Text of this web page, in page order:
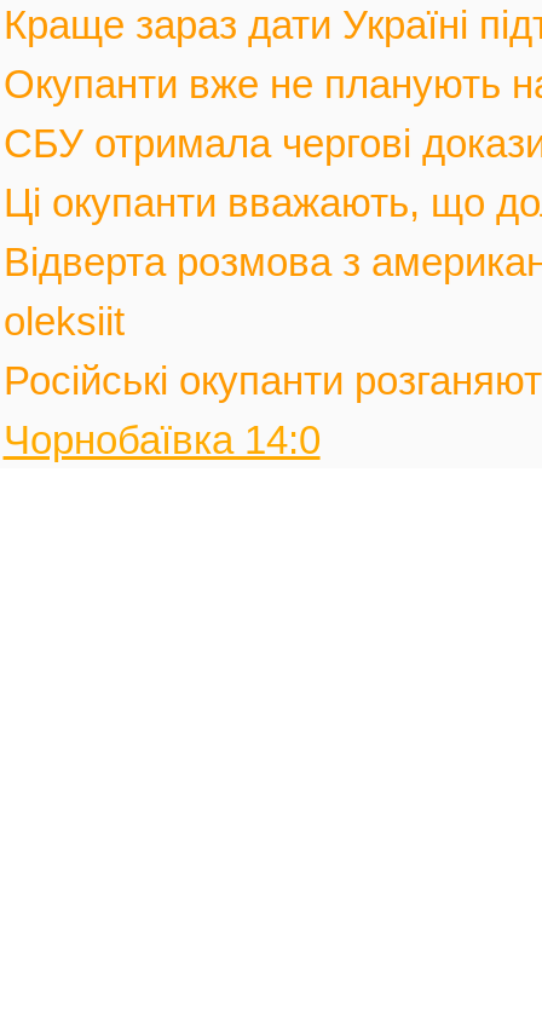
Краще зараз дати Україні
Окупанти вже не планують
СБУ отримала чергові
Ці окупанти вважають, що
Відверта розмова з
oleksiit
Російські окупанти
Чорнобаївка 14:0